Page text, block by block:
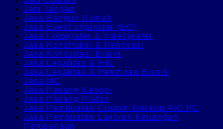
Jam Tangan
Jasa Bangun Rumah
Jasa Event organizer (EO)
Jasa Fotografer & Videografer
Jasa Konstruksi & Renovasi
Jasa Konsultasi Bisnis
Jasa Legalitas & HKI
Jasa Legalitas & Perizinan Bisnis
Jasa MC
Jasa Pasang Kanopi
Jasa Pasang Plafon
Jasa Pembuatan Custom Mockup AIO PC
Jasa Pembuatan Laporan Keuangan
Perusahaan